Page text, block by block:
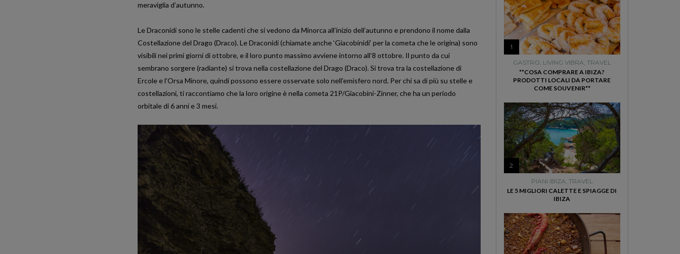
meraviglia d’autunno.
Le Draconidi sono le stelle cadenti che si vedono da Minorca all’inizio dell’autunno e prendono il nome dalla
Costellazione del Drago (Draco). Le Draconidi (chiamate anche ‘Giacobínidi’ per la cometa che le origina) sono
visibili nei primi giorni di ottobre, e il loro punto massimo avviene intorno all’8 ottobre. Il punto da cui
sembrano sorgere (radiante) si trova nella costellazione del Drago (Draco). Si trova tra la costellazione di
Ercole e l’Orsa Minore, quindi possono essere osservate solo nell’emisfero nord. Per chi sa di più su stelle e
costellazioni, ti raccontiamo che la loro origine è nella cometa 21P/Giacobini-Zinner, che ha un periodo
orbitale di 6 anni e 3 mesi.
1
GASTRO, LIVING VIBRA, TRAVEL
**COSA COMPRARE A IBIZA?
PRODOTTI LOCALI DA PORTARE
COME SOUVENIR**
2
PIANI IBIZA, TRAVEL
LE 5 MIGLIORI CALETTE E SPIAGGE DI
IBIZA